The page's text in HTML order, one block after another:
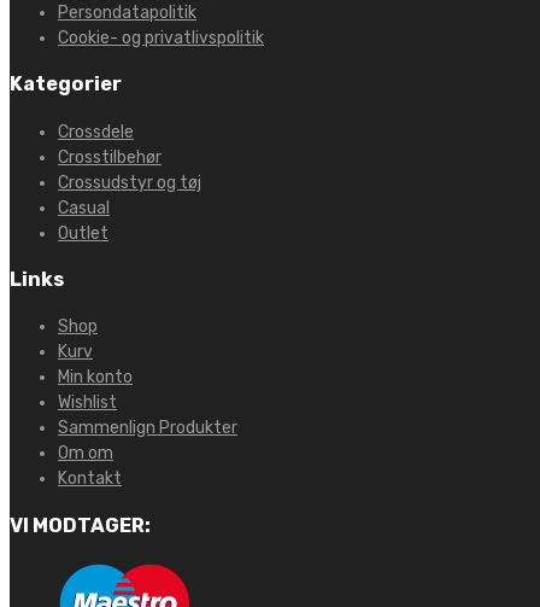
Persondatapolitik
Cookie- og privatlivspolitik
Kategorier
Crossdele
Crosstilbehør
Crossudstyr og tøj
Casual
Outlet
Links
Shop
Kurv
Min konto
Wishlist
Sammenlign Produkter
Om om
Kontakt
VI MODTAGER: